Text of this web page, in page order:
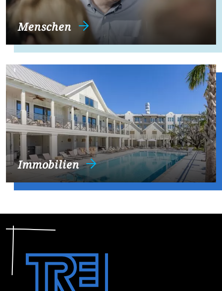
Menschen
Immobilien